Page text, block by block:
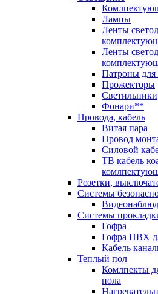
Лампы
Ленты
Ленты
Патроны для
Прожекторы
Светильники
Фонари**
Провода, кабель
Витая пара
Провод
Силовой
ТВ кабель
Розетки,
Системы
Системы
Гофра
Гофра ПВХ
Кабель
Теплый пол
Комлпекты
пола